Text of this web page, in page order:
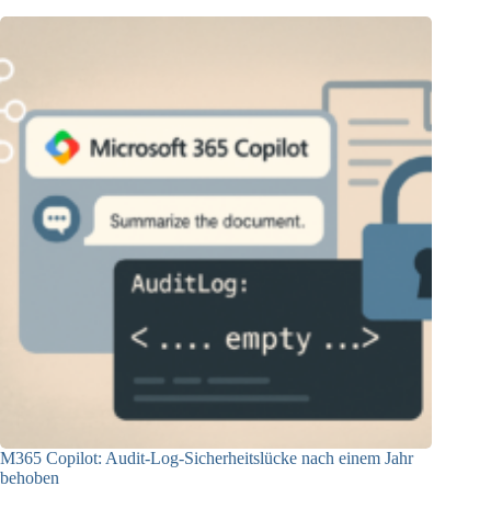
M365 Copilot: Audit-Log-Sicherheitslücke nach einem Jahr
behoben